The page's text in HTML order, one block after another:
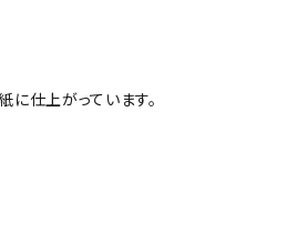
仕上がっています。